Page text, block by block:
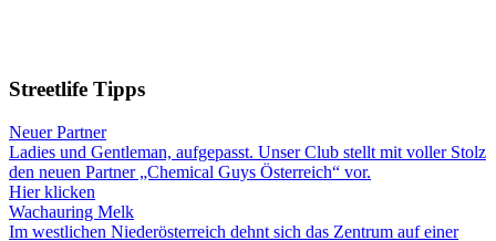
Streetlife Tipps
Neuer Partner
Ladies und Gentleman, aufgepasst. Unser Club stellt mit voller Stolz
den neuen Partner „Chemical Guys Österreich“ vor.
Hier klicken
Wachauring Melk
Im westlichen Niederösterreich dehnt sich das Zentrum auf einer